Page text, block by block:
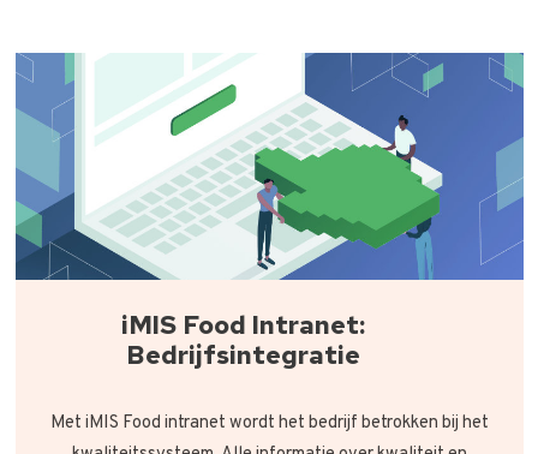
iMIS Food Intranet:
Bedrijfsintegratie
Met iMIS Food intranet wordt het bedrijf betrokken bij het